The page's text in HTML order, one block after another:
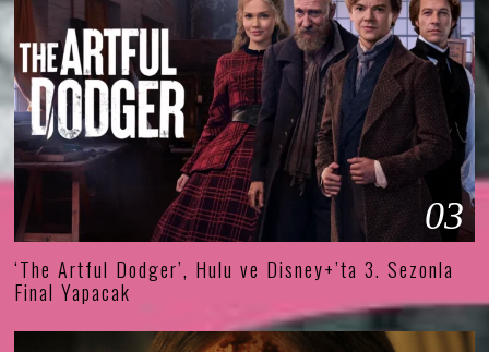
03
‘The Artful Dodger’, Hulu ve Disney+’ta 3. Sezonla
Final Yapacak